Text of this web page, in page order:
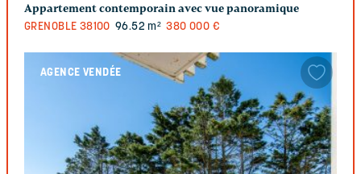
Appartement contemporain avec vue panoramique
GRENOBLE 38100 96.52 m² 380 000 €
AGENCE VENDÉE